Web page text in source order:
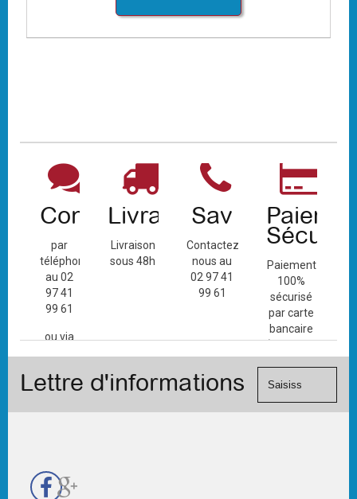
Contact
par
téléphone
au 02
97 41
99 61
ou via
de
Livraison
Livraison
sous 48h
Sav
Contactez-
nous au
02 97 41
99 61
Paiement
100%
sécurisé
par carte
bancaire
(Mastercard,
Visa, ...) et
Lettre d'informations